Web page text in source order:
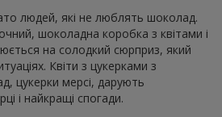
людей, які не люблять шоколад.
шоколадна коробка з квітами і
на солодкий сюрприз, який
Квіти з цукерками з
цукерки мерсі, дарують
і найкращі спогади.